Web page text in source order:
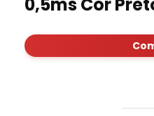
0,5ms Cor